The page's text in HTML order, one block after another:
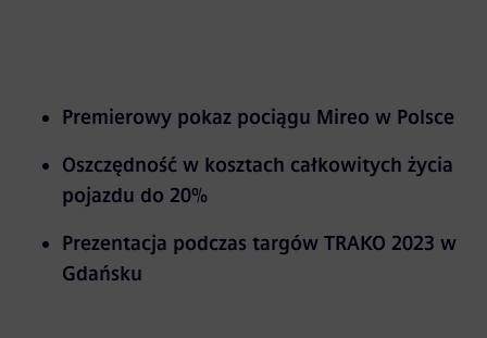
Premierowy pokaz pociągu Mireo w Polsce
Oszczędność w kosztach całkowitych życia
pojazdu do 20%
Prezentacja podczas targów TRAKO 2023 w
Gdańsku